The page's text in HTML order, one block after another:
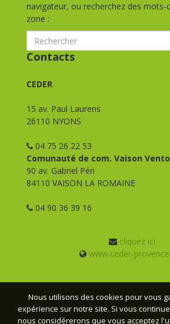
Nous utilisons des cookies pour vous
expérience sur notre site. Si vous
nous considérerons que vous acceptez
navigateur, ou recherchez des mots-
zone :
Contacts
CEDER
15 av. Paul Laurens
26110 NYONS
04 75 26 22 53
Comunauté de com. Vaison
90 av. Gabriel Péri
84110 VAISON LA ROMAINE
04 90 36 39 16
cliquez ici
www.ceder-
© CEDER Provence - 2026 - Tous